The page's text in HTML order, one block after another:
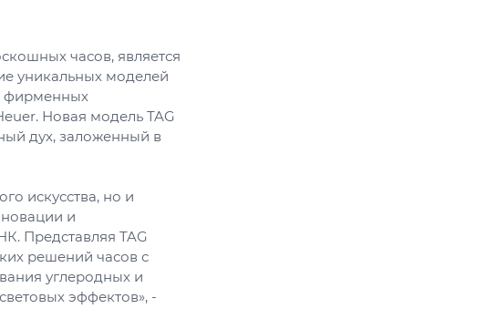
часов, является
уникальных моделей
фирменных
Новая модель TAG
дух, заложенный в
искусства, но и
и
Представляя TAG
решений часов с
углеродных и
эффектов», -